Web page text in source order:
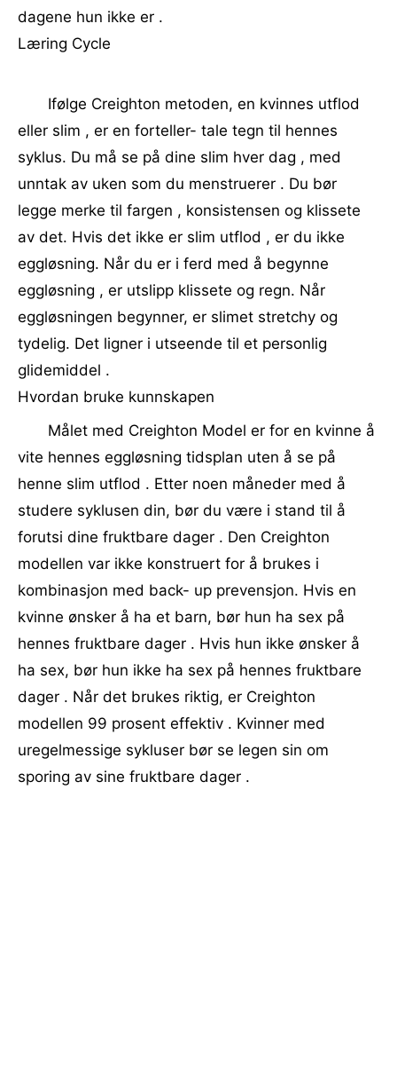
dagene hun ikke er .
Læring Cycle
Ifølge Creighton metoden, en kvinnes utflod
eller slim , er en forteller- tale tegn til hennes
syklus. Du må se på dine slim hver dag , med
unntak av uken som du menstruerer . Du bør
legge merke til fargen , konsistensen og klissete
av det. Hvis det ikke er slim utflod , er du ikke
eggløsning. Når du er i ferd med å begynne
eggløsning , er utslipp klissete og regn. Når
eggløsningen begynner, er slimet stretchy og
tydelig. Det ligner i utseende til et personlig
glidemiddel .
Hvordan bruke kunnskapen
Målet med Creighton Model er for en kvinne å
vite hennes eggløsning tidsplan uten å se på
henne slim utflod . Etter noen måneder med å
studere syklusen din, bør du være i stand til å
forutsi dine fruktbare dager . Den Creighton
modellen var ikke konstruert for å brukes i
kombinasjon med back- up prevensjon. Hvis en
kvinne ønsker å ha et barn, bør hun ha sex på
hennes fruktbare dager . Hvis hun ikke ønsker å
ha sex, bør hun ikke ha sex på hennes fruktbare
dager . Når det brukes riktig, er Creighton
modellen 99 prosent effektiv . Kvinner med
uregelmessige sykluser bør se legen sin om
sporing av sine fruktbare dager .